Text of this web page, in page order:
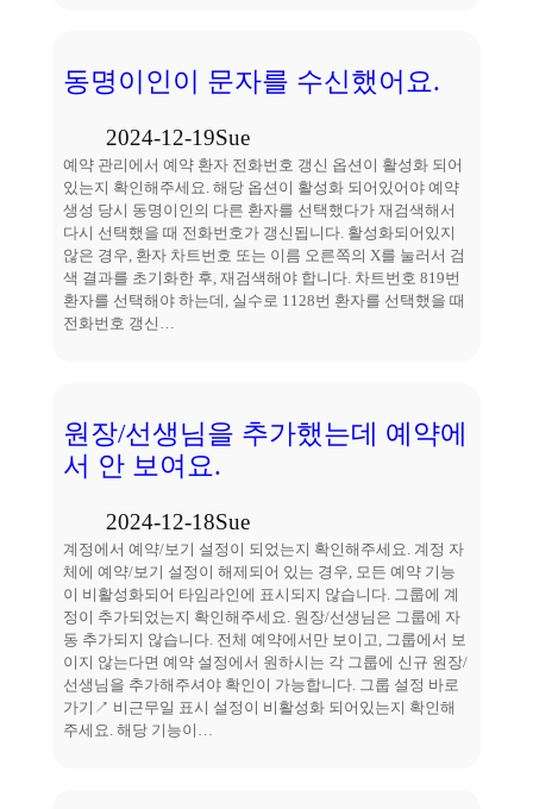
동명이인이 문자를 수신했어요.
2024-12-19Sue
예약 관리에서 예약 환자 전화번호 갱신 옵션이 활성화 되어
있는지 확인해주세요. 해당 옵션이 활성화 되어있어야 예약
생성 당시 동명이인의 다른 환자를 선택했다가 재검색해서
다시 선택했을 때 전화번호가 갱신됩니다. 활성화되어있지
않은 경우, 환자 차트번호 또는 이름 오른쪽의 X를 눌러서 검
색 결과를 초기화한 후, 재검색해야 합니다. 차트번호 819번
환자를 선택해야 하는데, 실수로 1128번 환자를 선택했을 때
전화번호 갱신…
원장/선생님을 추가했는데 예약에
서 안 보여요.
2024-12-18Sue
계정에서 예약/보기 설정이 되었는지 확인해주세요. 계정 자
체에 예약/보기 설정이 해제되어 있는 경우, 모든 예약 기능
이 비활성화되어 타임라인에 표시되지 않습니다. 그룹에 계
정이 추가되었는지 확인해주세요. 원장/선생님은 그룹에 자
동 추가되지 않습니다. 전체 예약에서만 보이고, 그룹에서 보
이지 않는다면 예약 설정에서 원하시는 각 그룹에 신규 원장/
선생님을 추가해주셔야 확인이 가능합니다. 그룹 설정 바로
가기↗ 비근무일 표시 설정이 비활성화 되어있는지 확인해
주세요. 해당 기능이…